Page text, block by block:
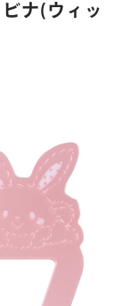
マップ
スガイド
ナ(ウィッ